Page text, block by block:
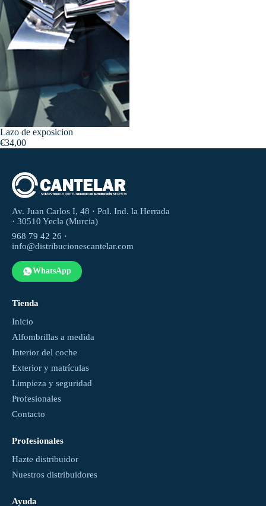
Lazo de exposicion
€34,00
Av. Juan Carlos I, 48 · Pol. Ind. la Herrada
· 30510 Yecla (Murcia)
968 79 42 26 ·
info@distribucionescantelar.com
WhatsApp
Tienda
Inicio
Alfombrillas a medida
Interior del coche
Exterior y matrículas
Limpieza y seguridad
Profesionales
Contacto
Profesionales
Hazte distribuidor
Nuestros distribuidores
Ayuda